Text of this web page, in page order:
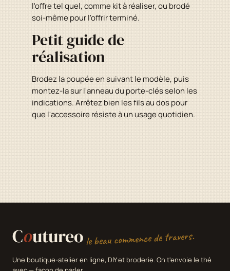
l'offre tel quel, comme kit à réaliser, ou brodé
soi-même pour l'offrir terminé.
Petit guide de
réalisation
Brodez la poupée en suivant le modèle, puis
montez-la sur l'anneau du porte-clés selon les
indications. Arrêtez bien les fils au dos pour
que l'accessoire résiste à un usage quotidien.
Coutureole beau commence de travers.
Une boutique-atelier en ligne, DIY et broderie. On t'envoie le thé